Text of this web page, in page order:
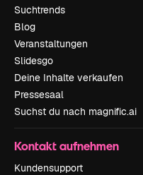
Suchtrends
Blog
Veranstaltungen
Slidesgo
Deine Inhalte verkaufen
Pressesaal
Suchst du nach magnific.ai
Kontakt aufnehmen
Kundensupport